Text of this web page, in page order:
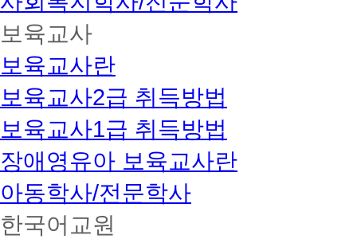
보육교사
보육교사란
보육교사2급 취득방법
보육교사1급 취득방법
장애영유아 보육교사란
아동학사/전문학사
한국어교원